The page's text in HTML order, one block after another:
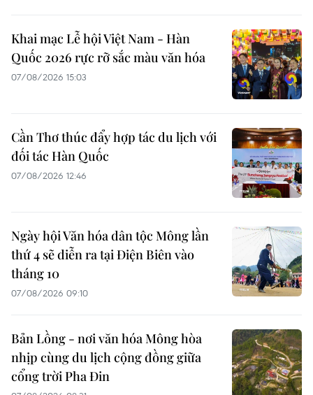
Khai mạc Lễ hội Việt Nam - Hàn
Quốc 2026 rực rỡ sắc màu văn hóa
07/08/2026 15:03
Cần Thơ thúc đẩy hợp tác du lịch với
đối tác Hàn Quốc
07/08/2026 12:46
Ngày hội Văn hóa dân tộc Mông lần
thứ 4 sẽ diễn ra tại Điện Biên vào
tháng 10
07/08/2026 09:10
Bản Lồng - nơi văn hóa Mông hòa
nhịp cùng du lịch cộng đồng giữa
cổng trời Pha Đin
vietnamplus.vn
Kết luận số 75-KL/TW: Cà Mau chủ động